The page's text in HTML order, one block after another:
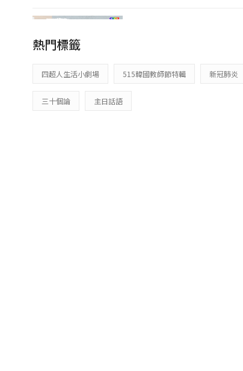
他來自月明洞EP22：原來我是沈迷於愛耶穌、歸榮耀給 神
熱門標籤
四超人生活小劇場 515韓國教師節特輯 新冠肺炎
三十個論 主日話語